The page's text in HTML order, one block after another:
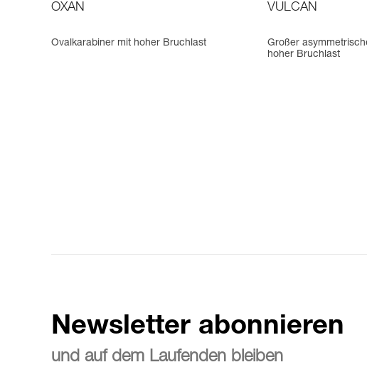
OXAN
Ovalkarabiner mit hoher Bruchlast
VULCAN
Großer
hoher Bruchlast
Newsletter abonnieren
und auf dem Laufenden bleiben